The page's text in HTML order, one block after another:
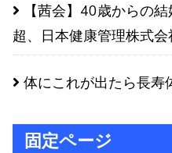
【茜会】40歳からの
超、日本健康管理株式会
体にこれが出たら長寿
固定ページ